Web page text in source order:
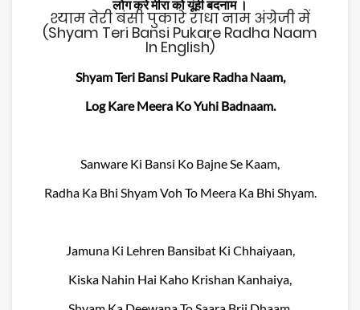
लोग करे मीरा को यूंही बदनाम ।
श्याम तेरी बंसी पुकारे राधा नाम अंग्रेजी में
(Shyam Teri Bansi Pukare Radha Naam
In English)
Shyam Teri Bansi Pukare Radha Naam,
Log Kare Meera Ko Yuhi Badnaam.
Sanware Ki Bansi Ko Bajne Se Kaam,
Radha Ka Bhi Shyam Voh To Meera Ka Bhi Shyam.
Jamuna Ki Lehren Bansibat Ki Chhaiyaan,
Kiska Nahin Hai Kaho Krishan Kanhaiya,